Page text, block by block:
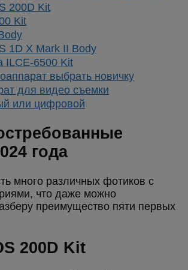
200D Kit
Kit
1D X Mark II Body
ILCE-6500 Kit
выбрать новичку
для видео съемки
или цифровой
года
много различных фотиков с
что даже можно
преимущество пяти первых
200D Kit